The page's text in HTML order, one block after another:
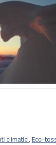
climatici, Eco-